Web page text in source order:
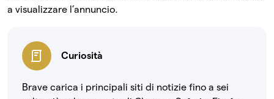
a visualizzare l’annuncio.
Curiosità
Brave carica i principali siti di notizie fino a sei